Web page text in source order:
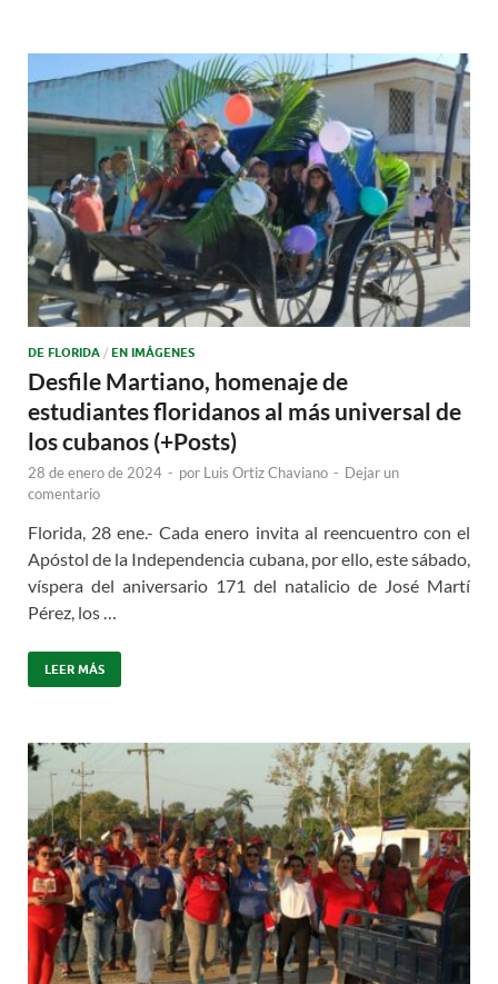
DE FLORIDA / EN IMÁGENES
Desfile Martiano, homenaje de
estudiantes floridanos al más universal de
los cubanos (+Posts)
28 de enero de 2024 - por Luis Ortiz Chaviano - Dejar un
comentario
Florida, 28 ene.- Cada enero invita al reencuentro con el
Apóstol de la Independencia cubana, por ello, este sábado,
víspera del aniversario 171 del natalicio de José Martí
Pérez, los …
LEER MÁS